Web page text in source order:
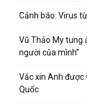
Cảnh báo: Virus
Vũ Thảo My tung
người của mình”
Vắc xin Anh được
Quốc